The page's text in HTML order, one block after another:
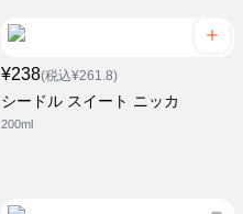
¥238(税込¥261.8)
シードル スイート ニッカ
200ml